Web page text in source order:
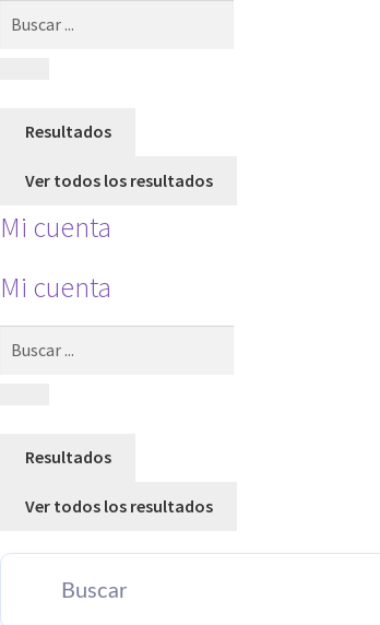
Resultados
Ver todos los resultados
Mi cuenta
Mi cuenta
Resultados
Ver todos los resultados